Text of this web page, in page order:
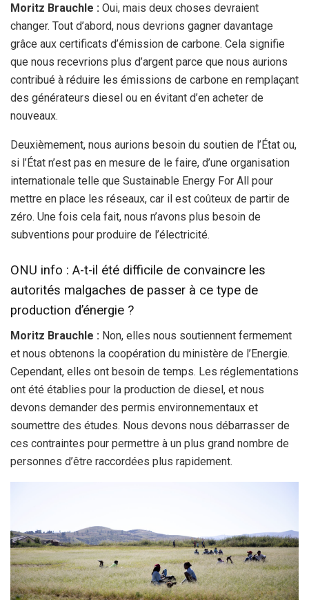
Moritz Brauchle : Oui, mais deux choses devraient
changer. Tout d’abord, nous devrions gagner davantage
grâce aux certificats d’émission de carbone. Cela signifie
que nous recevrions plus d’argent parce que nous aurions
contribué à réduire les émissions de carbone en remplaçant
des générateurs diesel ou en évitant d’en acheter de
nouveaux.
Deuxièmement, nous aurions besoin du soutien de l’État ou,
si l’État n’est pas en mesure de le faire, d’une organisation
internationale telle que Sustainable Energy For All pour
mettre en place les réseaux, car il est coûteux de partir de
zéro. Une fois cela fait, nous n’avons plus besoin de
subventions pour produire de l’électricité.
ONU info : A-t-il été difficile de convaincre les
autorités malgaches de passer à ce type de
production d’énergie ?
Moritz Brauchle : Non, elles nous soutiennent fermement
et nous obtenons la coopération du ministère de l’Energie.
Cependant, elles ont besoin de temps. Les réglementations
ont été établies pour la production de diesel, et nous
devons demander des permis environnementaux et
soumettre des études. Nous devons nous débarrasser de
ces contraintes pour permettre à un plus grand nombre de
personnes d’être raccordées plus rapidement.